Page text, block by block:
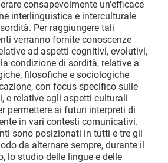
consapevolmente un'efficace
interlinguistica e interculturale
Per raggiungere tali
verranno fornite conoscenze
ad aspetti cognitivi, evolutivi,
condizione di sordità, relative a
filosofiche e sociologiche
con focus specifico sulle
e relative agli aspetti culturali
permettere ai futuri interpreti di
in vari contesti comunicativi.
sono posizionati in tutti e tre gli
da alternare sempre, durante il
lo studio delle lingue e delle